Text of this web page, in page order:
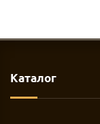
Каталог